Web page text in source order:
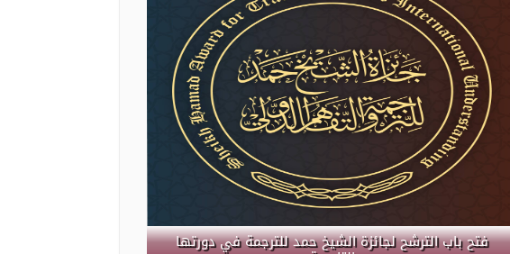
فتح باب الترشح لجائزة الشيخ حمد للترجمة في دورتها